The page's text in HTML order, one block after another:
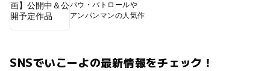
パウ・パトロールや
アンパンマンの人気作
SNSでいこーよの最新情報をチェック！